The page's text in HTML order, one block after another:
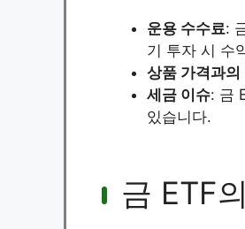
운용 수수료:
기 투자 시 수
상품 가격과의
세금 이슈: 금
있습니다.
금 ETF